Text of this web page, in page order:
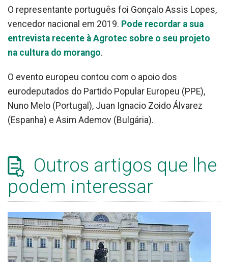
O representante português foi Gonçalo Assis Lopes,
vencedor nacional em 2019. Pode recordar a sua
entrevista recente à Agrotec sobre o seu projeto
na cultura do morango.
O evento europeu contou com o apoio dos
eurodeputados do Partido Popular Europeu (PPE),
Nuno Melo (Portugal), Juan Ignacio Zoido Álvarez
(Espanha) e Asim Ademov (Bulgária).
Outros artigos que lhe
podem interessar